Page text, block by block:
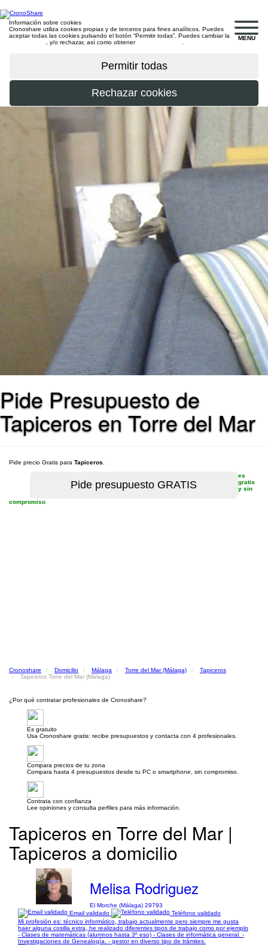
MENU
Información sobre cookies
Cronoshare utiliza cookies propias y de terceros para fines analíticos. Puedes
aceptar todas las cookies pulsando el botón “Permitir todas”. Puedes cambiar la
, y/o rechazar, así como obtener
Pide Presupuesto de
Tapiceros en Torre del Mar
Pide precio Gratis para Tapiceros
es
gratis
y sin
compromiso
Cronoshare Domicilio Málaga Torre del Mar (Málaga)
Tapiceros
Tapiceros Torre del Mar (Málaga)
¿Por qué contratar profesionales de Cronoshare?
Es gratuito
Usa Cronoshare gratis: recibe presupuestos y contacta con 4 profesionales.
Compara precios de tu zona
Compara hasta 4 presupuestos desde tu PC o smartphone, sin compromiso.
Contrata con confianza
Lee opiniones y consulta perfiles para más información.
Tapiceros en Torre del Mar |
Tapiceros a domicilio
Melisa Rodriguez
El Morche (Málaga) 29793
Email validado
Teléfono validado
Mi profesión es: técnico informático, trabajo actualmente pero siempre me gusta
haer alguna cosilla extra, he realizado diferentes tipos de trabajo como por ejemplo
- Clases de matemáticas (alumnos hasta 3º eso) - Clases de informática general. -
Investigaciones de Genealogía. - gestor en diverso tipo de trámites.